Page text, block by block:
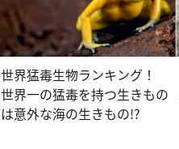
世界猛毒生物ランキング！
世界一の猛毒を持つ生きもの
は意外な海の生きもの!?